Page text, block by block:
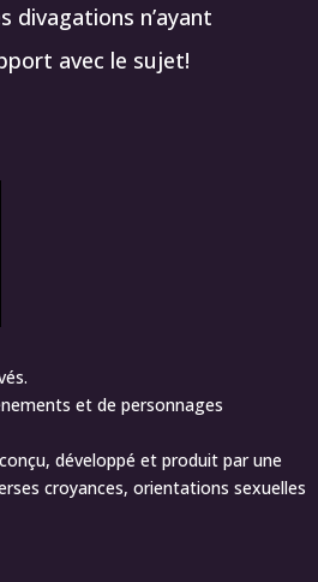
divagations n’ayant
avec le sujet!
et de personnages
développé et produit par une
croyances, orientations sexuelles